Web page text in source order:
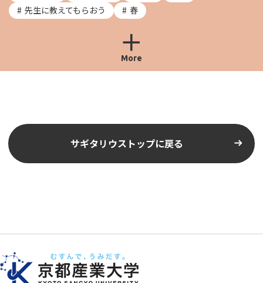
先生に教えてもらおう
春
More
サギタリウストップに戻る